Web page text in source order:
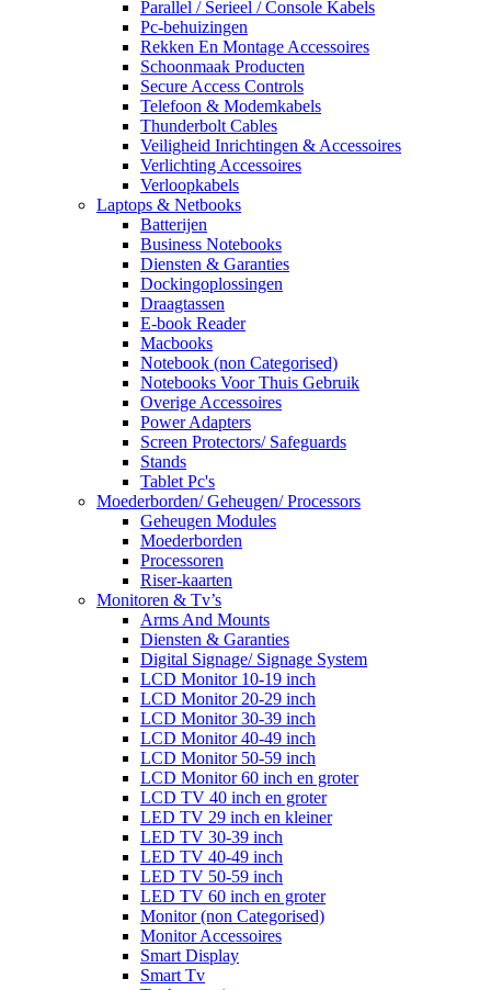
Parallel / Serieel / Console Kabels
Pc-behuizingen
Rekken En Montage Accessoires
Schoonmaak Producten
Secure Access Controls
Telefoon & Modemkabels
Thunderbolt Cables
Veiligheid Inrichtingen & Accessoires
Verlichting Accessoires
Verloopkabels
Laptops & Netbooks
Batterijen
Business Notebooks
Diensten & Garanties
Dockingoplossingen
Draagtassen
E-book Reader
Macbooks
Notebook (non Categorised)
Notebooks Voor Thuis Gebruik
Overige Accessoires
Power Adapters
Screen Protectors/ Safeguards
Stands
Tablet Pc's
Moederborden/ Geheugen/ Processors
Geheugen Modules
Moederborden
Processoren
Riser-kaarten
Monitoren & Tv’s
Arms And Mounts
Diensten & Garanties
Digital Signage/ Signage System
LCD Monitor 10-19 inch
LCD Monitor 20-29 inch
LCD Monitor 30-39 inch
LCD Monitor 40-49 inch
LCD Monitor 50-59 inch
LCD Monitor 60 inch en groter
LCD TV 40 inch en groter
LED TV 29 inch en kleiner
LED TV 30-39 inch
LED TV 40-49 inch
LED TV 50-59 inch
LED TV 60 inch en groter
Monitor (non Categorised)
Monitor Accessoires
Smart Display
Smart Tv